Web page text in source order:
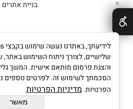
בניית אתרים ✕
שלישיים, לצורך ניתוח השימוש באתר,
והצגת פרסום מותאם אישית. המשך
הסכמתך לשימוש זה. לפרטים נוספים
הפרטיות.מדיניות הפרטיות
מאשר